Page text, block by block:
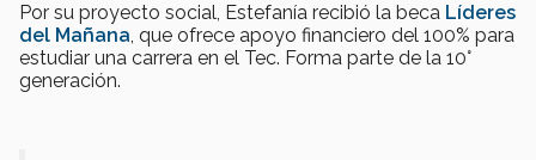
Por su proyecto social, Estefanía recibió la beca Líderes
del Mañana, que ofrece apoyo financiero del 100% para
estudiar una carrera en el Tec. Forma parte de la 10°
generación.